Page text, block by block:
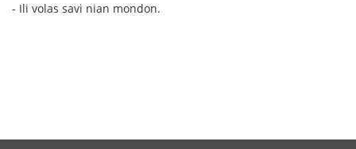
- Ili volas savi nian mondon.